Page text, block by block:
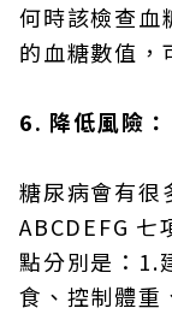
何時該檢查血
的血糖數值，
6. 降低風險：
糖尿病會有很
ABCDEFG 七
點分別是：1.
食、控制體